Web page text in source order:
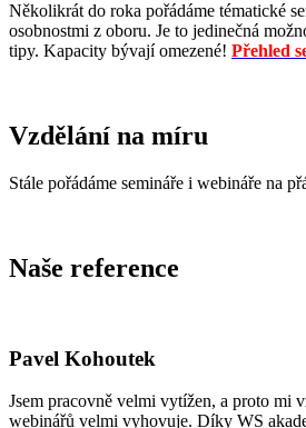
Několikrát do roka pořádáme tématické
osobnostmi z oboru. Je to jedinečná
tipy. Kapacity bývají omezené! Přehled
Vzdělání na míru
Stále pořádáme semináře i webináře na
Naše reference
Pavel Kohoutek
Jsem pracovně velmi vytížen, a proto mi
webinářů velmi vyhovuje. Díky WS